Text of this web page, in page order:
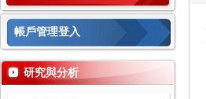
帳戶管理登入
研究與分析